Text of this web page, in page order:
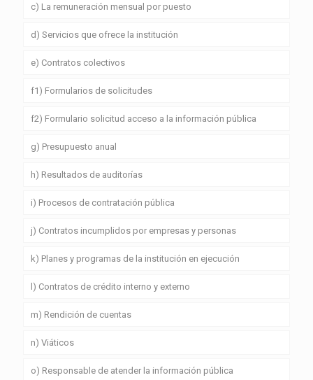
c) La remuneración mensual por puesto
d) Servicios que ofrece la institución
e) Contratos colectivos
f1) Formularios de solicitudes
f2) Formulario solicitud acceso a la información pública
g) Presupuesto anual
h) Resultados de auditorías
i) Procesos de contratación pública
j) Contratos incumplidos por empresas y personas
k) Planes y programas de la institución en ejecución
l) Contratos de crédito interno y externo
m) Rendición de cuentas
n) Viáticos
o) Responsable de atender la información pública